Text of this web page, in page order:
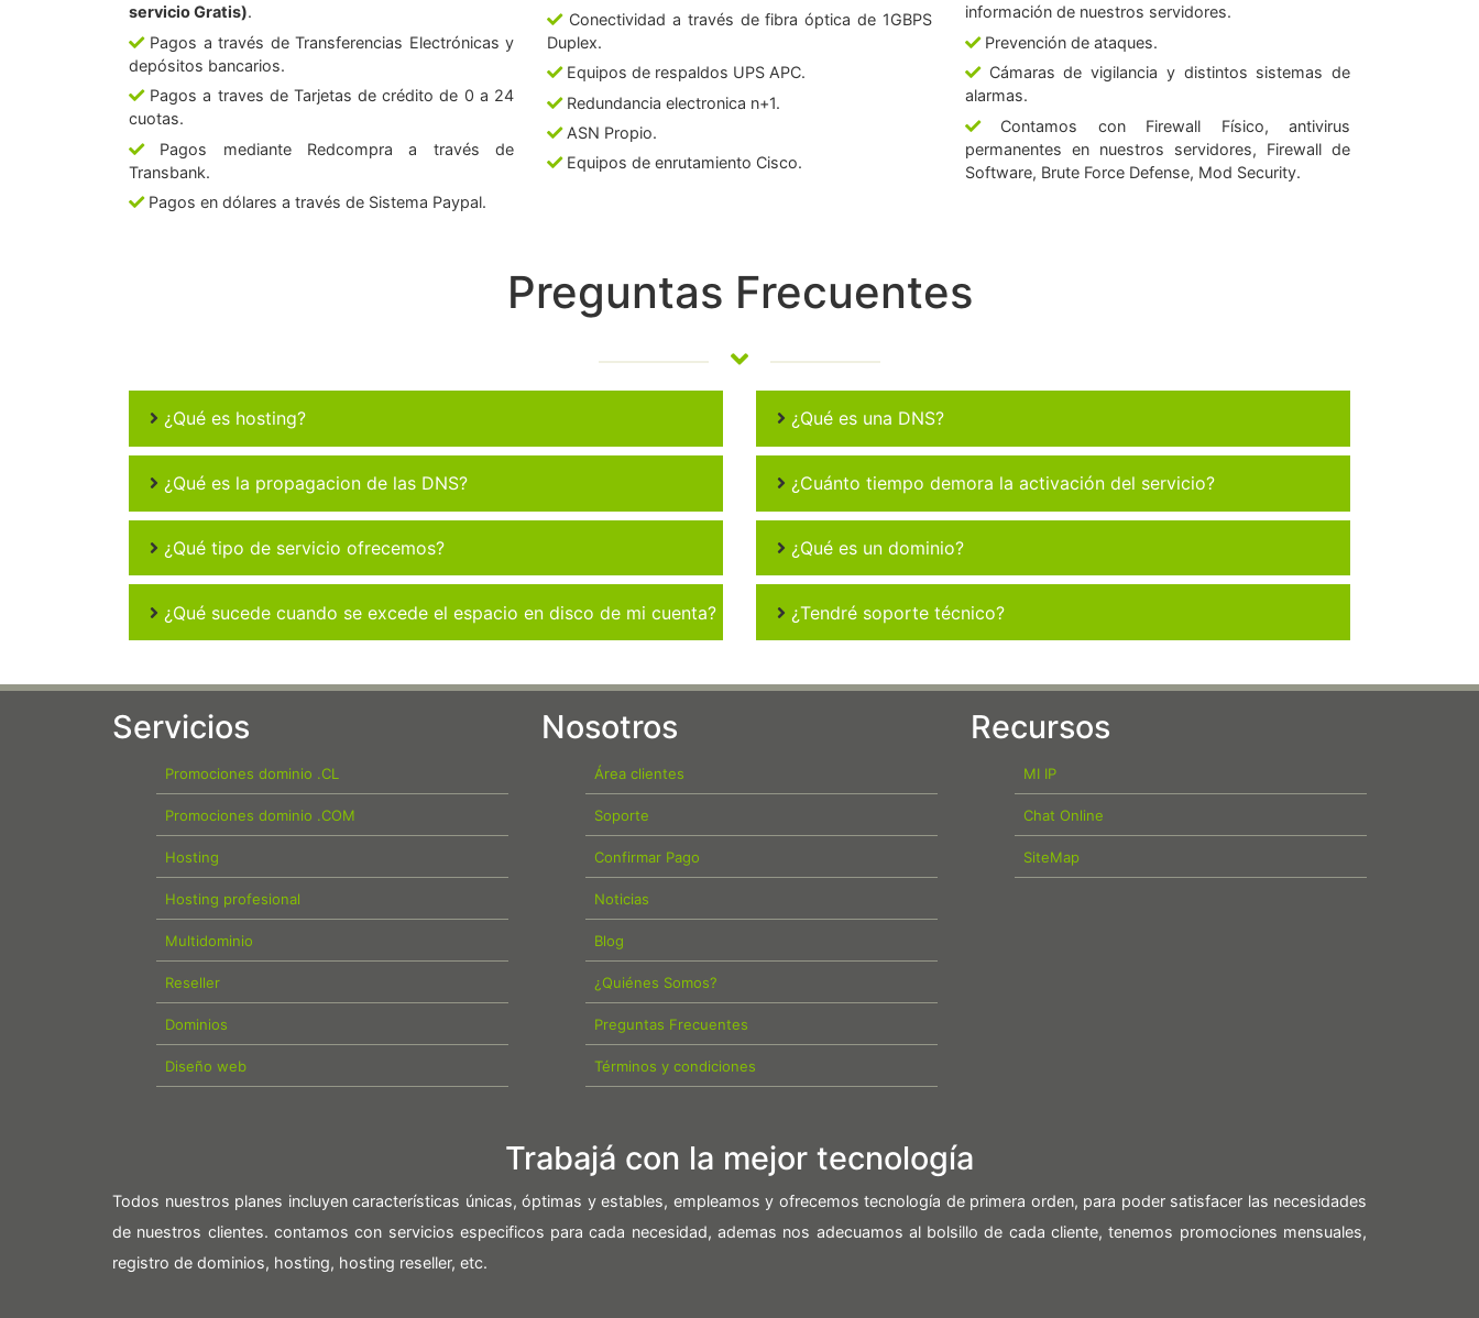
servicio Gratis).
Pagos a través de Transferencias Electrónicas y
depósitos bancarios.
Pagos a traves de Tarjetas de crédito de 0 a 24
cuotas.
Pagos mediante Redcompra a través de
Transbank.
Pagos en dólares a través de Sistema Paypal.
Conectividad a través de fibra óptica de 1GBPS
Duplex.
Equipos de respaldos UPS APC.
Redundancia electronica n+1.
ASN Propio.
Equipos de enrutamiento Cisco.
información de nuestros servidores.
Prevención de ataques.
Cámaras de vigilancia y distintos sistemas de
alarmas.
Contamos con Firewall Físico, antivirus
permanentes en nuestros servidores, Firewall de
Software, Brute Force Defense, Mod Security.
Preguntas Frecuentes
¿Qué es hosting?
¿Qué es la propagacion de las DNS?
¿Qué tipo de servicio ofrecemos?
¿Qué sucede cuando se excede el espacio en disco de mi cuenta?
¿Qué es una DNS?
¿Cuánto tiempo demora la activación del servicio?
¿Qué es un dominio?
¿Tendré soporte técnico?
Servicios
Promociones dominio .CL
Promociones dominio .COM
Hosting
Hosting profesional
Multidominio
Reseller
Dominios
Diseño web
Nosotros
Área clientes
Soporte
Confirmar Pago
Noticias
Blog
¿Quiénes Somos?
Preguntas Frecuentes
Términos y condiciones
Recursos
MI IP
Chat Online
SiteMap
Trabajá con la mejor tecnología
Todos nuestros planes incluyen características únicas, óptimas y estables, empleamos y ofrecemos tecnología de primera orden, para poder satisfacer las necesidades
de nuestros clientes. contamos con servicios especificos para cada necesidad, ademas nos adecuamos al bolsillo de cada cliente, tenemos promociones mensuales,
registro de dominios, hosting, hosting reseller, etc.